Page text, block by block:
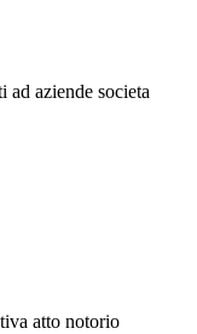
ad aziende societa
atto notorio